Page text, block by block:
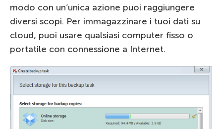
modo con un’unica azione puoi raggiungere
diversi scopi. Per immagazzinare i tuoi dati su
cloud, puoi usare qualsiasi computer fisso o
portatile con connessione a Internet.